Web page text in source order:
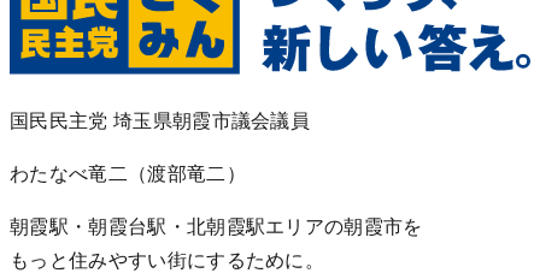
国民民主党 埼玉県朝霞市議会議員
わたなべ竜二 （渡部竜二）
朝霞駅・朝霞台駅・北朝霞駅エリアの朝霞市を
もっと住みやすい街にするために。